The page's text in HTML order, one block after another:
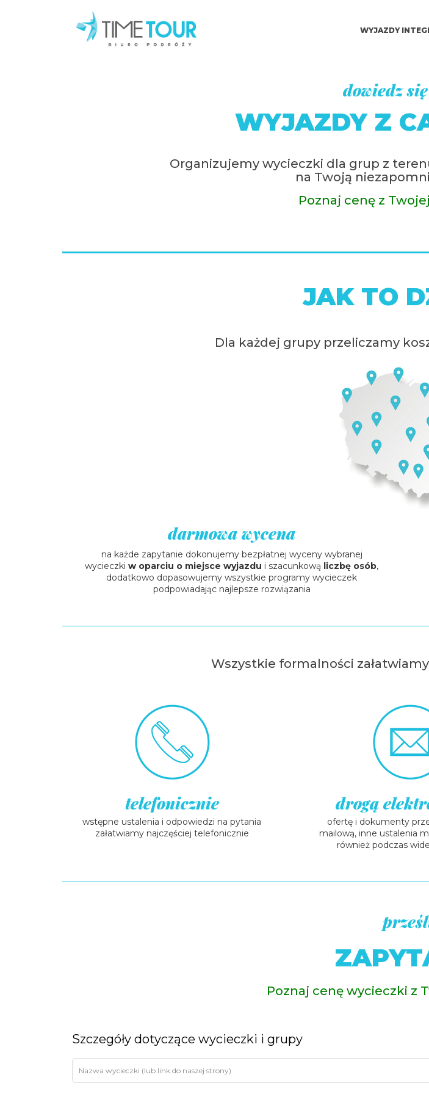
WYJAZDY
dowiedz
WYJAZDY Z
Organizujemy wycieczki dla grup z
na Twoją
Poznaj cenę z
JAK TO
Dla każdej grupy przeliczamy
darmowa wycena
na każde zapytanie dokonujemy bezpłatnej wyceny wybranej
wycieczki w oparciu o miejsce wyjazdu i szacunkową liczbę osób,
dodatkowo dopasowujemy wszystkie programy wycieczek
podpowiadając najlepsze rozwiązania
Wszystkie formalności
telefonicznie
wstępne ustalenia i odpowiedzi na pytania
załatwiamy najczęściej telefonicznie
drogą
ofertę i dokumenty
mailową, inne ustalenia
również podczas
Poznaj cenę wycieczki z
Leave
this
field
blank
Szczegóły dotyczące wycieczki i grupy